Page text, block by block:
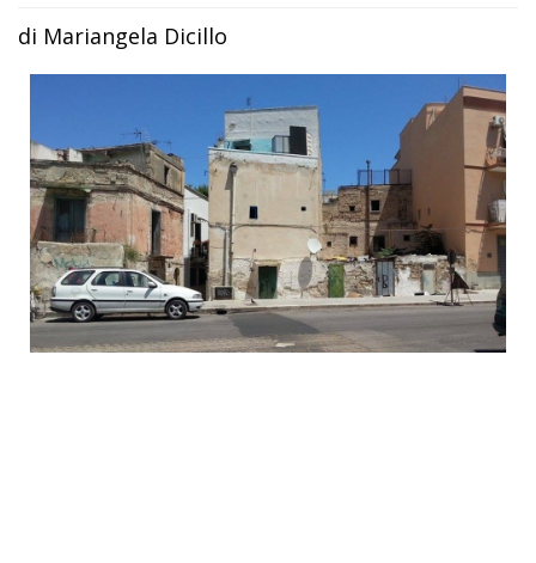
di Mariangela Dicillo